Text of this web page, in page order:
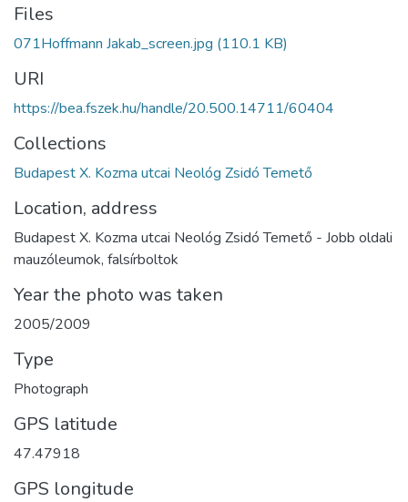
Files
071Hoffmann Jakab_screen.jpg (110.1 KB)
URI
https://bea.fszek.hu/handle/20.500.14711/60404
Collections
Budapest X. Kozma utcai Neológ Zsidó Temető
Location, address
Budapest X. Kozma utcai Neológ Zsidó Temető - Jobb oldali
mauzóleumok, falsírboltok
Year the photo was taken
2005/2009
Type
Photograph
GPS latitude
47.47918
GPS longitude